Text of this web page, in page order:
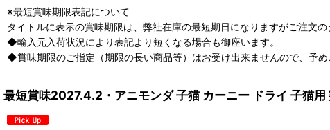
※最短賞味期限表記について
タイトルに表示の賞味期限は、弊社在庫の最短期日になりますがご注文
◆輸入元入荷状況により表記より短くなる場合も御座います。
◆賞味期限のご指定（期限の長い商品等）はお受け出来ませんので、予め
最短賞味2027.4.2・アニモンダ 子猫 カーニー ドライ 子猫